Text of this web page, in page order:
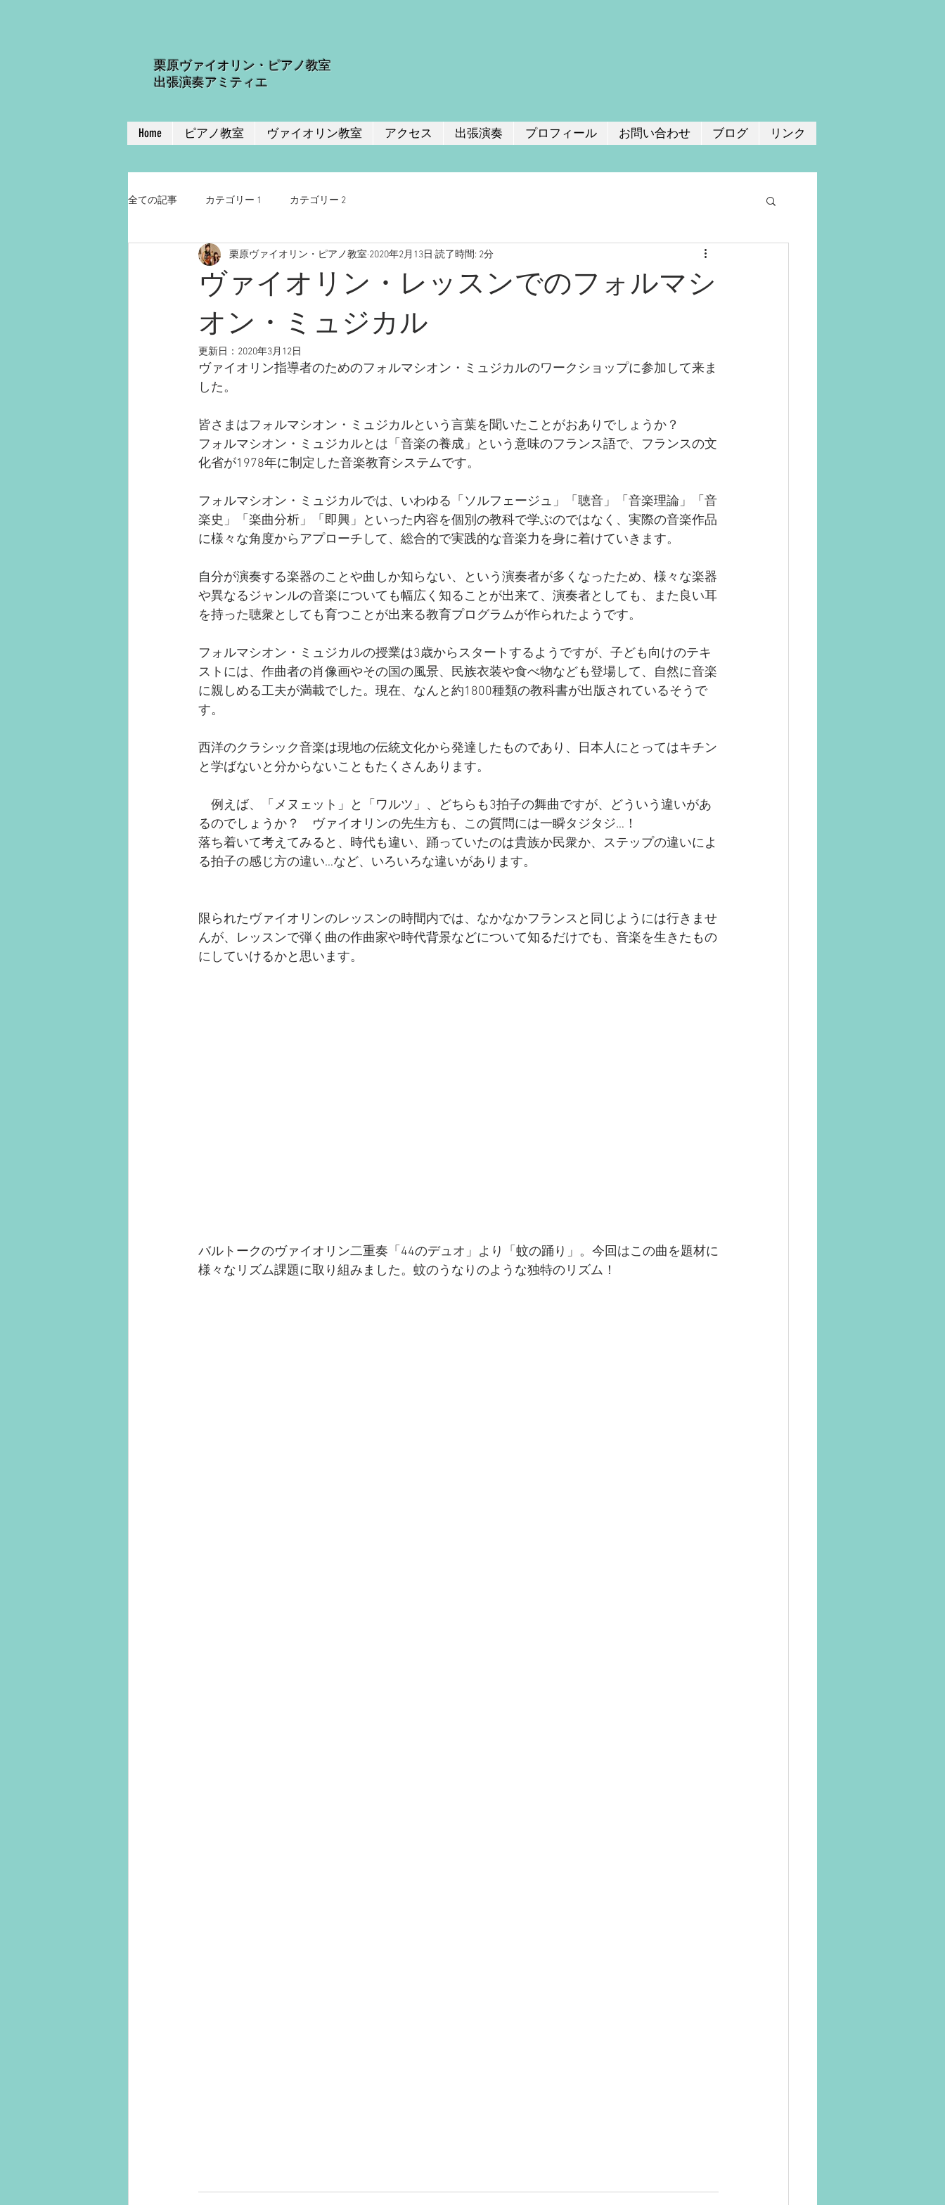
栗原ヴァイオリン・ピアノ教室
出張演奏アミティエ
Home ピアノ教室 ヴァイオリン教室 アクセス 出張演奏 プロフィール お問い合わせ ブログ リンク
全ての記事 カテゴリー 1 カテゴリー 2
ヴァイオリン・レッスンでのフォルマシ
オン・ミュジカル
栗原ヴァイオリン・ピアノ教室 2020年2月13日 読了時間: 2分
更新日： 2020年3月12日
ヴァイオリン指導者のためのフォルマシオン・ミュジカルのワークショップに参加して来ま
した。
皆さまはフォルマシオン・ミュジカルという言葉を聞いたことがおありでしょうか？
フォルマシオン・ミュジカルとは「音楽の養成」という意味のフランス語で、フランスの文
化省が1978年に制定した音楽教育システムです。
フォルマシオン・ミュジカルでは、いわゆる「ソルフェージュ」「聴音」「音楽理論」「音
楽史」「楽曲分析」「即興」といった内容を個別の教科で学ぶのではなく、実際の音楽作品
に様々な角度からアプローチして、総合的で実践的な音楽力を身に着けていきます。
自分が演奏する楽器のことや曲しか知らない、という演奏者が多くなったため、様々な楽器
や異なるジャンルの音楽についても幅広く知ることが出来て、演奏者としても、また良い耳
を持った聴衆としても育つことが出来る教育プログラムが作られたようです。
フォルマシオン・ミュジカルの授業は3歳からスタートするようですが、子ども向けのテキ
ストには、作曲者の肖像画やその国の風景、民族衣装や食べ物なども登場して、自然に音楽
に親しめる工夫が満載でした。現在、なんと約1800種類の教科書が出版されているそうで
す。
西洋のクラシック音楽は現地の伝統文化から発達したものであり、日本人にとってはキチン
と学ばないと分からないこともたくさんあります。
例えば、「メヌェット」と「ワルツ」、どちらも3拍子の舞曲ですが、どういう違いがあ
るのでしょうか？　ヴァイオリンの先生方も、この質問には一瞬タジタジ…！
落ち着いて考えてみると、時代も違い、踊っていたのは貴族か民衆か、ステップの違いによ
る拍子の感じ方の違い…など、いろいろな違いがあります。
限られたヴァイオリンのレッスンの時間内では、なかなかフランスと同じようには行きませ
んが、レッスンで弾く曲の作曲家や時代背景などについて知るだけでも、音楽を生きたもの
にしていけるかと思います。
バルトークのヴァイオリン二重奏「44のデュオ」より「蚊の踊り」。今回はこの曲を題材に
様々なリズム課題に取り組みました。蚊のうなりのような独特のリズム！